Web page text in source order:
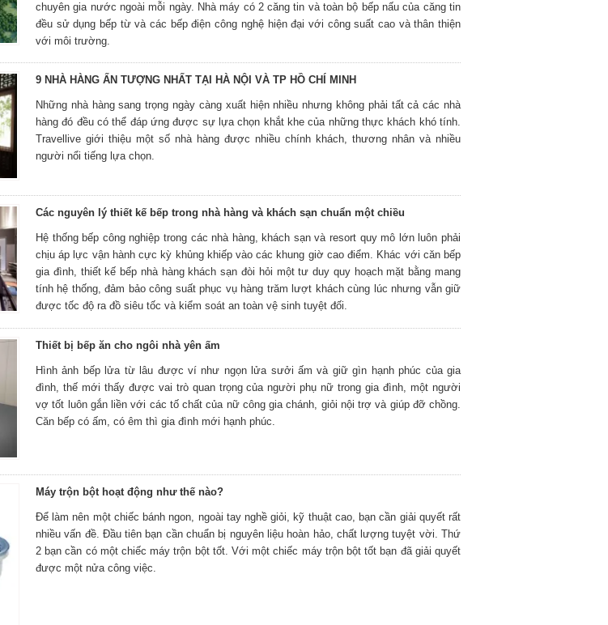
chuyên gia nước ngoài mỗi ngày. Nhà máy có 2 căng tin và toàn bộ bếp nấu của căng tin
đều sử dụng bếp từ và các bếp điện công nghệ hiện đại với công suất cao và thân thiện
với môi trường.
9 NHÀ HÀNG ẤN TƯỢNG NHẤT TẠI HÀ NỘI VÀ TP HỒ CHÍ MINH
Những nhà hàng sang trọng ngày càng xuất hiện nhiều nhưng không phải tất cả các nhà
hàng đó đều có thể đáp ứng được sự lựa chọn khắt khe của những thực khách khó tính.
Travellive giới thiệu một số nhà hàng được nhiều chính khách, thương nhân và nhiều
người nổi tiếng lựa chọn.
Các nguyên lý thiết kế bếp trong nhà hàng và khách sạn chuẩn một chiều
Hệ thống bếp công nghiệp trong các nhà hàng, khách sạn và resort quy mô lớn luôn phải
chịu áp lực vận hành cực kỳ khủng khiếp vào các khung giờ cao điểm. Khác với căn bếp
gia đình, thiết kế bếp nhà hàng khách sạn đòi hỏi một tư duy quy hoạch mặt bằng mang
tính hệ thống, đảm bảo công suất phục vụ hàng trăm lượt khách cùng lúc nhưng vẫn giữ
được tốc độ ra đồ siêu tốc và kiểm soát an toàn vệ sinh tuyệt đối.
Thiết bị bếp ăn cho ngôi nhà yên ấm
Hình ảnh bếp lửa từ lâu được ví như ngọn lửa sưởi ấm và giữ gìn hạnh phúc của gia
đình, thế mới thấy được vai trò quan trọng của người phụ nữ trong gia đình, một người
vợ tốt luôn gắn liền với các tố chất của nữ công gia chánh, giỏi nội trợ và giúp đỡ chồng.
Căn bếp có ấm, có êm thì gia đình mới hạnh phúc.
Máy trộn bột hoạt động như thế nào?
Để làm nên một chiếc bánh ngon, ngoài tay nghề giỏi, kỹ thuật cao, bạn cần giải quyết rất
nhiều vấn đề. Đầu tiên bạn cần chuẩn bị nguyên liệu hoàn hảo, chất lượng tuyệt vời. Thứ
2 bạn cần có một chiếc máy trộn bột tốt. Với một chiếc máy trộn bột tốt bạn đã giải quyết
được một nửa công việc.